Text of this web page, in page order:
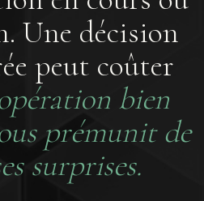
Une décision
peut coûter
bien
prémunit de
surprises.